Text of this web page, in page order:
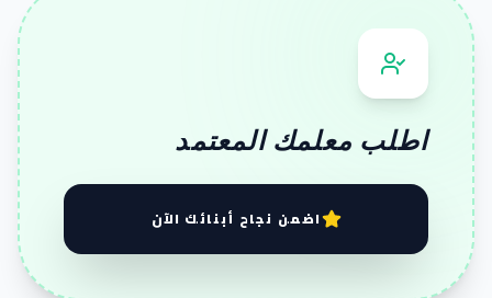
اطلب معلمك المعتمد
اضمن نجاح أبنائك الآن